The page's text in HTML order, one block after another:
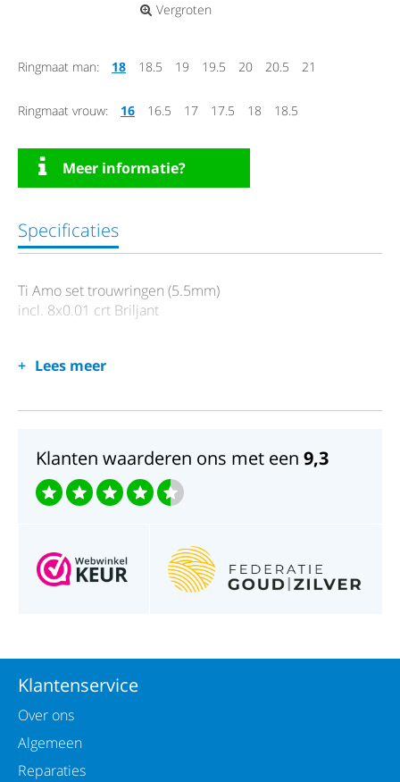
Vergroten
Ringmaat man: 18 18.5 19 19.5 20 20.5 21
Ringmaat vrouw: 16 16.5 17 17.5 18 18.5
Meer informatie?
Specificaties
Ti Amo set trouwringen (5.5mm)
incl. 8x0.01 crt Briljant
Lees meer
Klanten waarderen ons met een 9,3
Klantenservice
Over ons
Algemeen
Reparaties